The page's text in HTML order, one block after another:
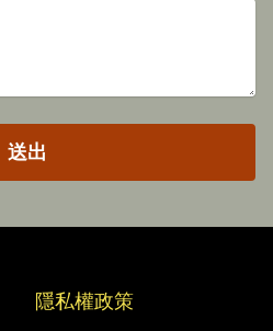
送出
隱私權政策